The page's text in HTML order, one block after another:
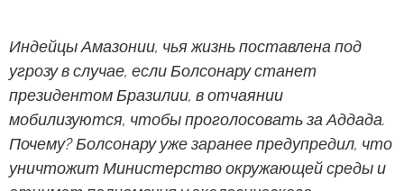
Индейцы Амазонии, чья жизнь поставлена под
угрозу в случае, если Болсонару станет
президентом Бразилии, в отчаянии
мобилизуются, чтобы проголосовать за Аддада.
Почему? Болсонару уже заранее предупредил, что
уничтожит Министерство окружающей среды и